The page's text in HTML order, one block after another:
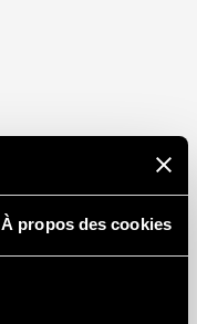
À propos des cookies